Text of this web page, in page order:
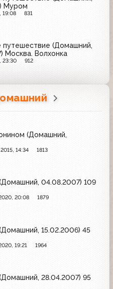
Муром
19:08 831
путешествие (Домашний,
Москва. Волхонка
23:30 912
(Домашний,
14:34 1813
04.08.2007) 109
20:08 1879
15.02.2006) 45
19:21 1964
28.04.2007) 95